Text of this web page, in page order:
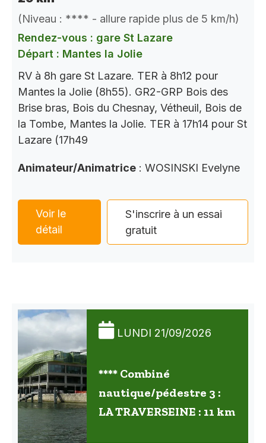
(Niveau : **** - allure rapide plus de 5 km/h)
Rendez-vous : gare St Lazare
Départ : Mantes la Jolie
RV à 8h gare St Lazare. TER à 8h12 pour
Mantes la Jolie (8h55). GR2-GRP Bois des
Brise bras, Bois du Chesnay, Vétheuil, Bois de
la Tombe, Mantes la Jolie. TER à 17h14 pour St
Lazare (17h49
Animateur/Animatrice : WOSINSKI Evelyne
Voir le
détail
S'inscrire à un essai
gratuit
LUNDI 21/09/2026
**** Combiné
nautique/pédestre 3 :
LA TRAVERSEINE : 11 km